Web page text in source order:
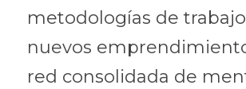
metodologías de
nuevos
red consolidada de